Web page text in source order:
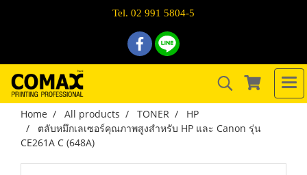
Tel. 02 991 5804-5
Home All products TONER
HP
ตลับหมึกเลเซอร์คุณภาพสูงสำหรับ HP และ Canon รุ่น
CE261A C (648A)